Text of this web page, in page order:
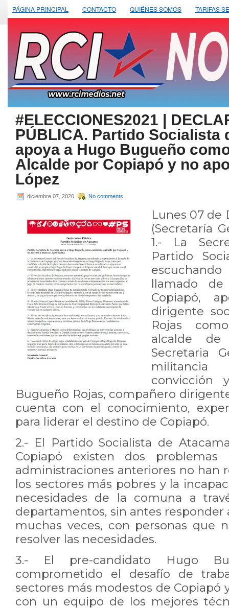
PÁGINA PRINCIPAL CONTACTO QUIÉNES SOMOS TARIFAS
#ELECCIONES2021 |
PÚBLICA. Partido Socialista
apoya a Hugo Bugueño
Alcalde por Copiapó y no
López
diciembre 07, 2020 No comments
Lunes 07 de
(Secretaría
1.- La
Partido
llamado
Copiapó,
dirigente
Rojas
alcalde de
Secretaria
convicción
Bugueño Rojas, compañero
cuenta con el conocimiento,
para liderar el destino de Copiapó.
2.- El Partido Socialista de
Copiapó existen dos
administraciones anteriores no han
los sectores más pobres y la
necesidades de la comuna a
departamentos, sin antes responder
muchas veces, con personas que
resolver las necesidades.
3.- El pre-candidato Hugo
comprometido el desafío de
sectores más modestos de
con un equipo de los mejores